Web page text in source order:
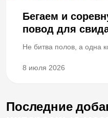
Бегаем и
повод для
Не битва полов, а одна
8 июля 2026
Последние